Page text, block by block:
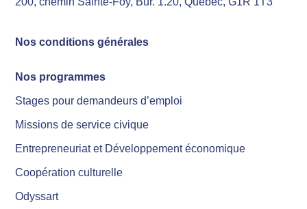
Nos conditions générales
Nos programmes
Stages pour demandeurs d’emploi
Missions de service civique
Entrepreneuriat et Développement économique
Coopération culturelle
Odyssart